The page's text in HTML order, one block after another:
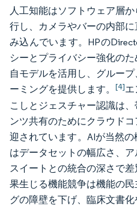
人工知能はソフトウェア層
行し、カメラやバーの内部
み込んでいます。HPの
シーとプライバシー強化の
自モデルを活用し、グルー
ーミングを提供します。 [4]
こしとジェスチャー認識は
ンツ共有のためにクラウド
迎されています。AIが当然
はデータセットの幅広さ、
スイートとの統合の深さで
果生じる機能競争は機能の
グの障壁を下げ、臨床文書